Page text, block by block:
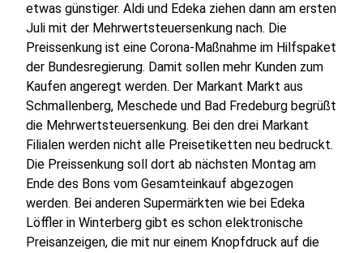
etwas günstiger. Aldi und Edeka ziehen dann am ersten
Juli mit der Mehrwertsteuersenkung nach. Die
Preissenkung ist eine Corona-Maßnahme im Hilfspaket
der Bundesregierung. Damit sollen mehr Kunden zum
Kaufen angeregt werden. Der Markant Markt aus
Schmallenberg, Meschede und Bad Fredeburg begrüßt
die Mehrwertsteuersenkung. Bei den drei Markant
Filialen werden nicht alle Preisetiketten neu bedruckt.
Die Preissenkung soll dort ab nächsten Montag am
Ende des Bons vom Gesamteinkauf abgezogen
werden. Bei anderen Supermärkten wie bei Edeka
Löffler in Winterberg gibt es schon elektronische
Preisanzeigen, die mit nur einem Knopfdruck auf die